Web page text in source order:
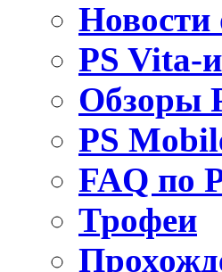
Новости
PS Vita-
Обзоры
PS
FAQ по
Трофеи